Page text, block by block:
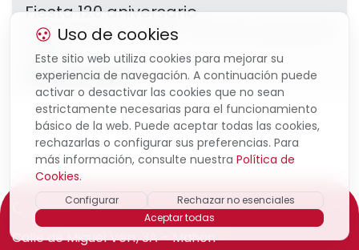
Fiesta 120 aniversario
3 de septiembre de 2026
Mahón ,
Fiesta Aniversario
CONTACTO
Calle de Miguel Verí, 3A – Mahón
Uso de cookies
Este sitio web utiliza cookies para mejorar su
experiencia de navegación. A continuación puede
activar o desactivar las cookies que no sean
estrictamente necesarias para el funcionamiento
básico de la web. Puede aceptar todas las cookies,
rechazarlas o configurar sus preferencias. Para
más información, consulte nuestra Política de
Cookies.
Configurar
Rechazar no esenciales
Aceptar todas